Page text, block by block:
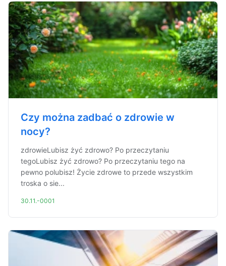
Czy można zadbać o zdrowie w
nocy?
zdrowieLubisz żyć zdrowo? Po przeczytaniu
tegoLubisz żyć zdrowo? Po przeczytaniu tego na
pewno polubisz! Życie zdrowe to przede wszystkim
troska o sie...
30.11.-0001